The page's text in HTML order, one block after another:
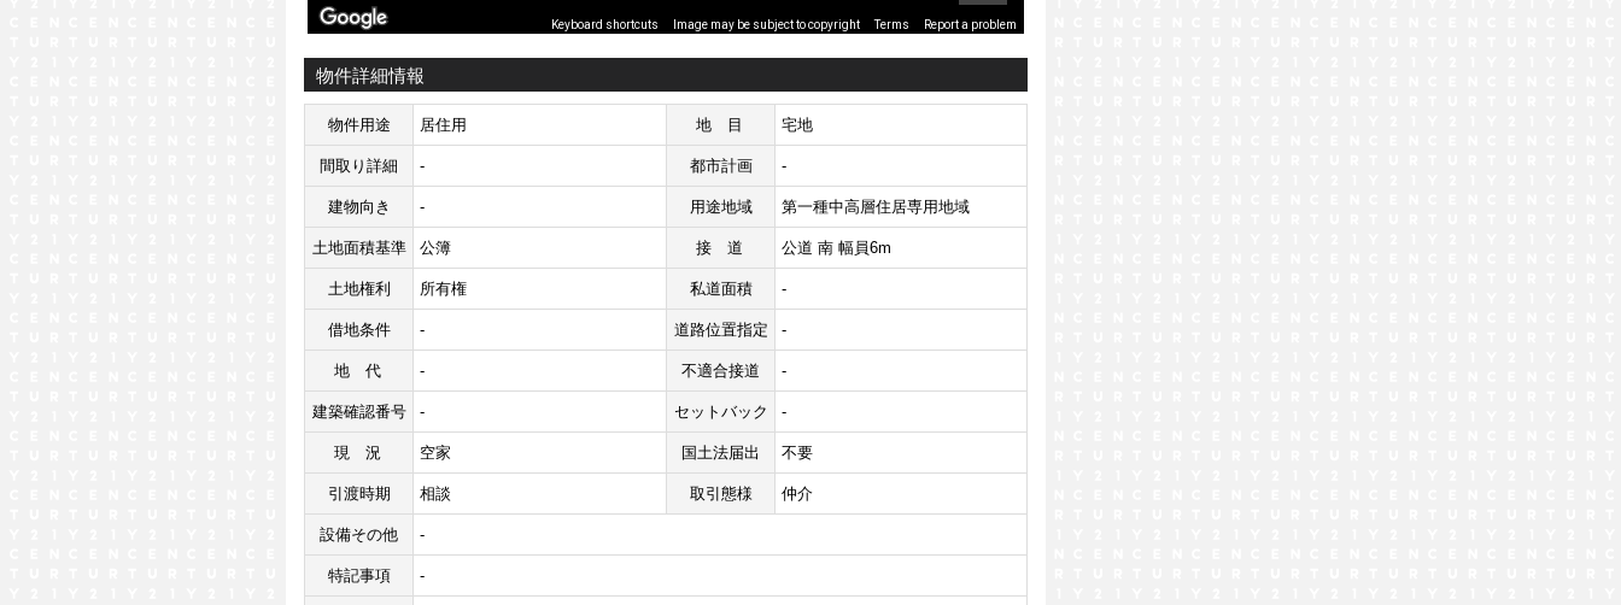
Keyboard shortcuts Image may be subject to copyright Terms Report a problem
物件詳細情報
物件用途 居住用 地目 宅地
間取り詳細 - 都市計画 -
建物向き - 用途地域 第一種中高層住居専用地域
土地面積基準 公簿 接道 公道 南 幅員6m
土地権利 所有権 私道面積 -
借地条件 - 道路位置指定 -
地代 - 不適合接道 -
建築確認番号 - セットバック -
現況 空家 国土法届出 不要
引渡時期 相談 取引態様 仲介
設備その他 -
特記事項 -